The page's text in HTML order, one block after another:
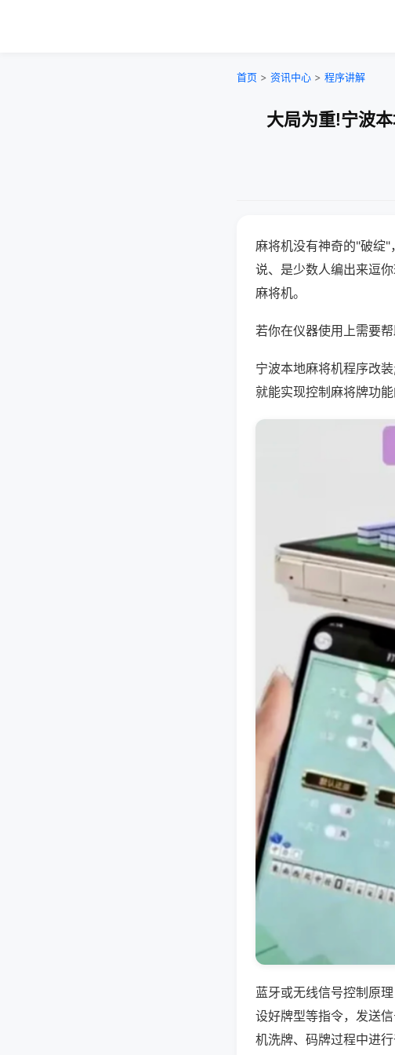
首页 > 资讯中心 > 程序讲解
大局为重!宁波
麻将机没有神奇的"破绽
说、是少数人编出来逗
麻将机。
若你在仪器使用上需要
宁波本地麻将机程序改
就能实现控制麻将牌功能
蓝牙或无线信号控制原
设好牌型等指令，发送
机洗牌、码牌过程中进行